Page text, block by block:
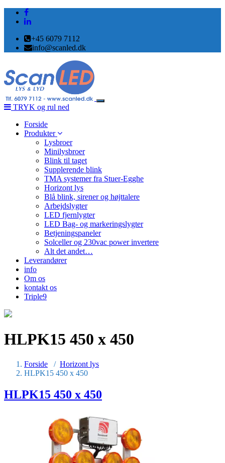
+45 6079 7112
info@scanled.dk
Toggle
TRYK og rul ned
Forside
Produkter
Lysbroer
Minilysbroer
Blink til taget
Supplerende blink
TMA systemer fra Stuer-Egghe
Horizont lys
Blå blink, sirener og højttalere
Arbejdslygter
LED fjernlygter
LED Bag- og markeringslygter
Betjeningspaneler
Solceller og 230vac power invertere
Alt det andet…
Leverandører
info
Om os
kontakt os
Triple9
HLPK15 450 x 450
Forside / Horizont lys
HLPK15 450 x 450
HLPK15 450 x 450